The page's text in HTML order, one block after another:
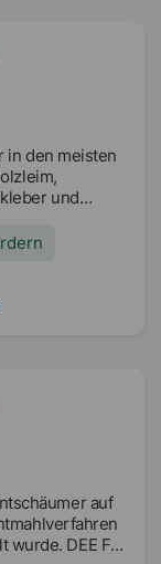
in den meisten
und
und der
auf
wurde. DEE FO